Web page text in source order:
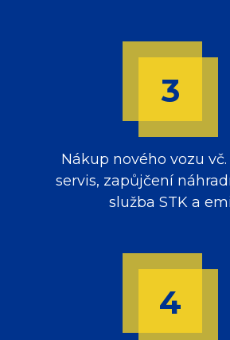
Nákup nového vozu
servis, zapůjčení
služba STK a